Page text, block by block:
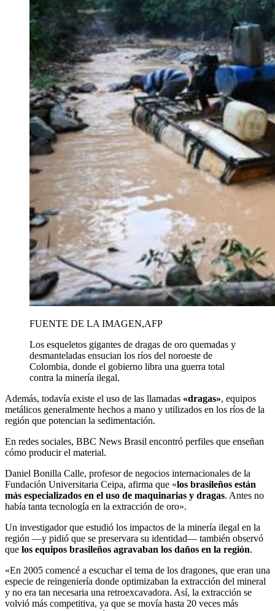
FUENTE DE LA IMAGEN,AFP
Los esqueletos gigantes de dragas de oro quemadas y
desmanteladas ensucian los ríos del noroeste de
Colombia, donde el gobierno libra una guerra total
contra la minería ilegal.
Además, todavía existe el uso de las llamadas «dragas», equipos
metálicos generalmente hechos a mano y utilizados en los ríos de la
región que potencian la sedimentación.
En redes sociales, BBC News Brasil encontró perfiles que enseñan
cómo producir el material.
Daniel Bonilla Calle, profesor de negocios internacionales de la
Fundación Universitaria Ceipa, afirma que «los brasileños están
más especializados en el uso de maquinarias y dragas. Antes no
había tanta tecnología en la extracción de oro».
Un investigador que estudió los impactos de la minería ilegal en la
región —y pidió que se preservara su identidad— también observó
que los equipos brasileños agravaban los daños en la región.
«En 2005 comencé a escuchar el tema de los dragones, que eran una
especie de reingeniería donde optimizaban la extracción del mineral
y no era tan necesaria una retroexcavadora. Así, la extracción se
volvió más competitiva, ya que se movía hasta 20 veces más